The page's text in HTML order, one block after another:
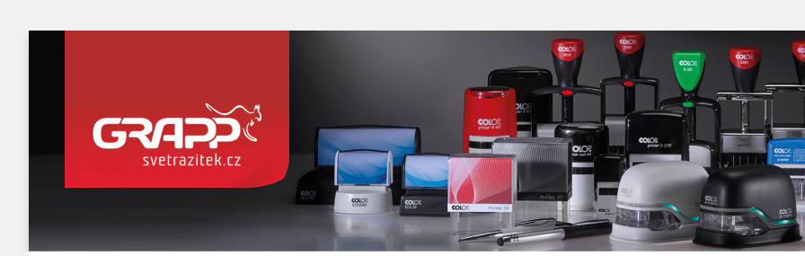
Přejít
na
obsah